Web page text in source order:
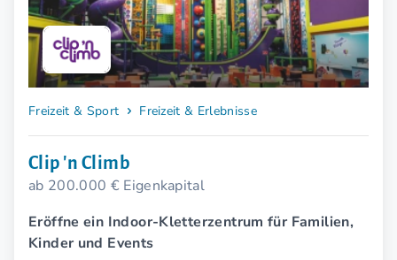
Freizeit & Sport Freizeit & Erlebnisse
Clip 'n Climb
ab 200.000 € Eigenkapital
Eröffne ein Indoor-Kletterzentrum für Familien,
Kinder und Events